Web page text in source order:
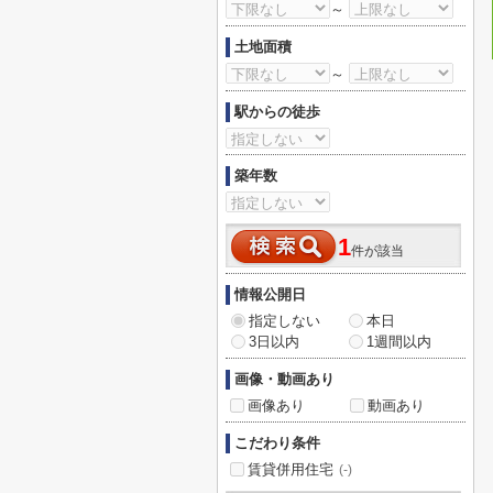
～
土地面積
～
駅からの徒歩
築年数
1件が該当
情報公開日
指定しない
本日
3日以内
1週間以内
画像・動画あり
画像あり
動画あり
こだわり条件
賃貸併用住宅 (-)